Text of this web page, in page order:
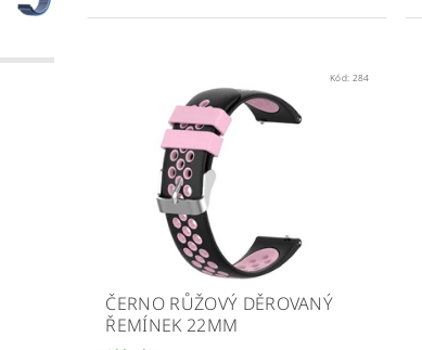
Kód: 284
ČERNO RŮŽOVÝ DĚROVANÝ
ŘEMÍNEK 22MM